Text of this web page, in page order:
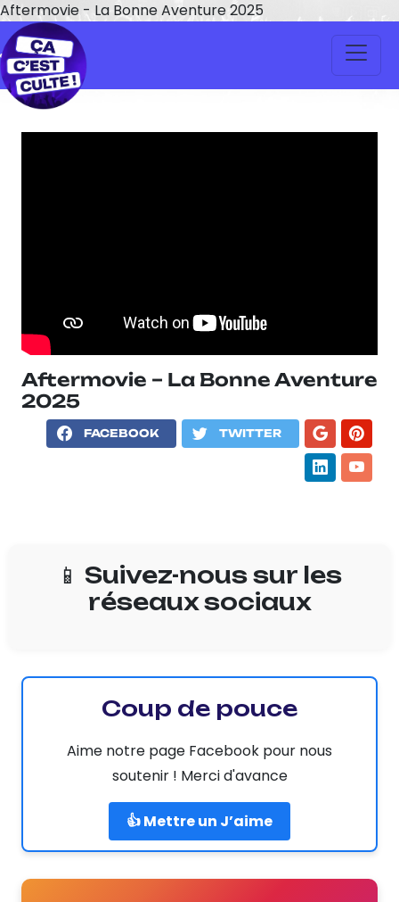
Aftermovie - La Bonne Aventure 2025
Aftermovie – La Bonne Aventure
2025
FACEBOOK TWITTER
📱 Suivez-nous sur les
réseaux sociaux
Coup de pouce
Aime notre page Facebook pour nous
soutenir ! Merci d'avance
👍 Mettre un J’aime